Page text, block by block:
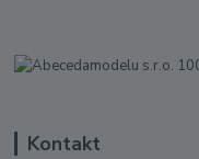
Kontakt